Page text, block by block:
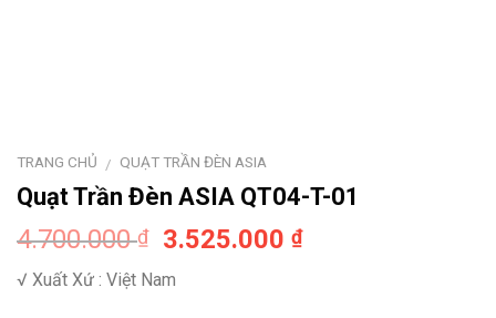
TRANG CHỦ / QUẠT TRẦN ĐÈN ASIA
Quạt Trần Đèn ASIA QT04-T-01
4.700.000₫ 3.525.000₫
√ Xuất Xứ : Việt Nam